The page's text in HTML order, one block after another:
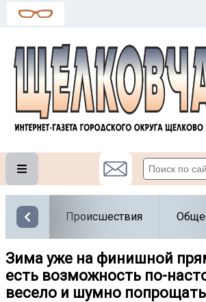
Происшествия
Зима уже на финишной
есть возможность по-
весело и шумно